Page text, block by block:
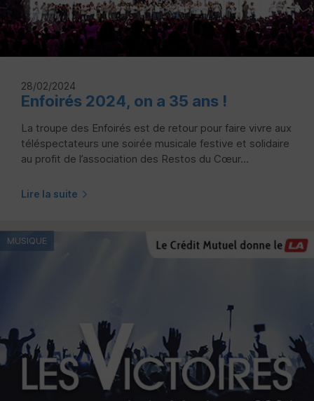
28/02/2024
Enfoirés 2024, on a 35 ans !
La troupe des Enfoirés est de retour pour faire vivre aux
téléspectateurs une soirée musicale festive et solidaire
au profit de l’association des Restos du Cœur...
Lire la suite
MUSIQUE